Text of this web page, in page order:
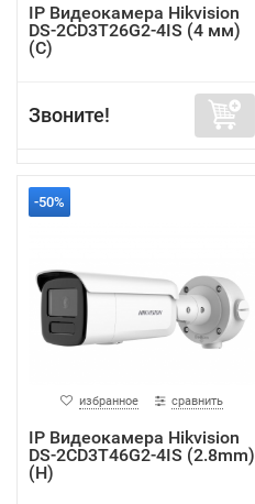
IP Видеокамера Hikvision
DS-2CD3T26G2-4IS (4 мм)
(C)
Звоните!
-50%
избранное сравнить
IP Видеокамера Hikvision
DS-2CD3T46G2-4IS (2.8mm)
(H)